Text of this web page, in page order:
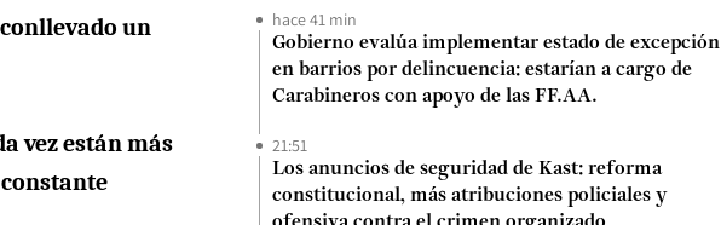
un
vez están más
hace 41 min
Gobierno evalúa implementar estado de excepción
en barrios por delincuencia: estarían a cargo de
Carabineros con apoyo de las FF.AA.
21:51
Los anuncios de seguridad de Kast: reforma
constitucional, más atribuciones policiales y